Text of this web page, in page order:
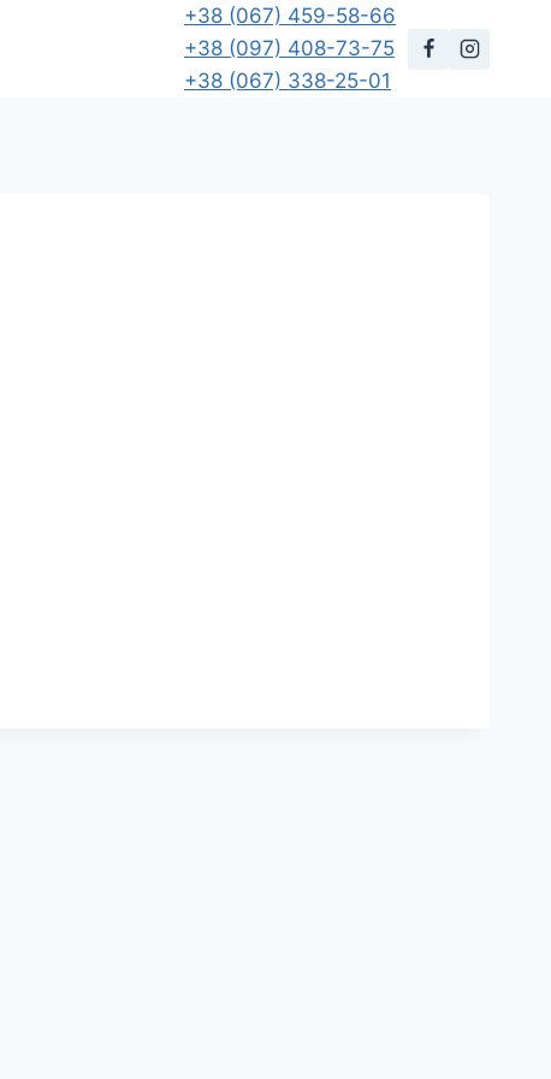
+38 (067) 459-58-66
+38 (097) 408-73-75
+38 (067) 338-25-01